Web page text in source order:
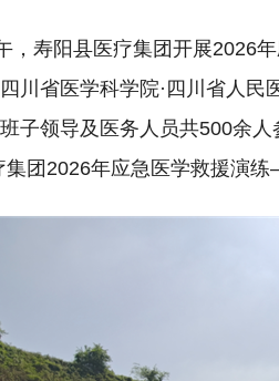
，寿阳县医疗集团开展2026
川省医学科学院·四川省人
子领导及医务人员共500余
集团2026年应急医学救援演